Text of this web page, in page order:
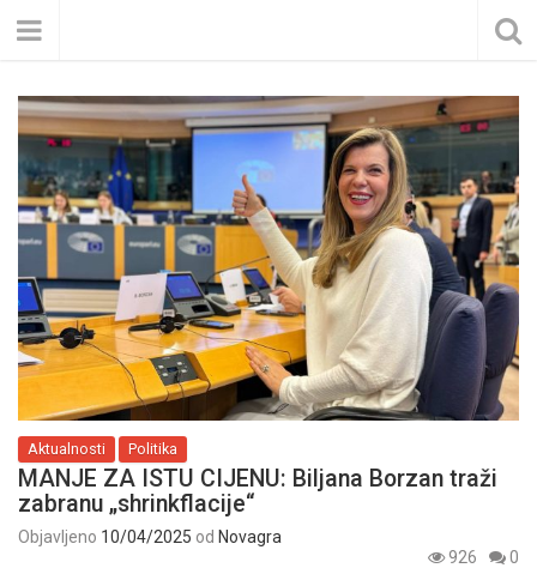
Aktualnosti Politika
MANJE ZA ISTU CIJENU: Biljana Borzan traži
zabranu „shrinkflacije“
Objavljeno 10/04/2025 od Novagra
926
0